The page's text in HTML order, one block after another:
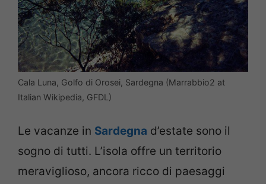
Cala Luna, Golfo di Orosei, Sardegna (Marrabbio2 at
Italian Wikipedia, GFDL)
Le vacanze in Sardegna d’estate sono il
sogno di tutti. L’isola offre un territorio
meraviglioso, ancora ricco di paesaggi